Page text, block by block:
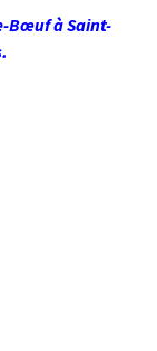
Bœuf à Saint-